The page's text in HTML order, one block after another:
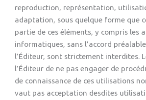
reproduction, représentation,
adaptation, sous quelque forme que
partie de ces éléments, y compris les
informatiques, sans l’accord
l’Éditeur, sont strictement interdites.
l’Éditeur de ne pas engager de
de connaissance de ces utilisations
vaut pas acceptation desdites